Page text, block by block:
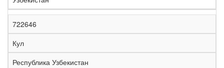
722646
Кул
Республика Узбекистан